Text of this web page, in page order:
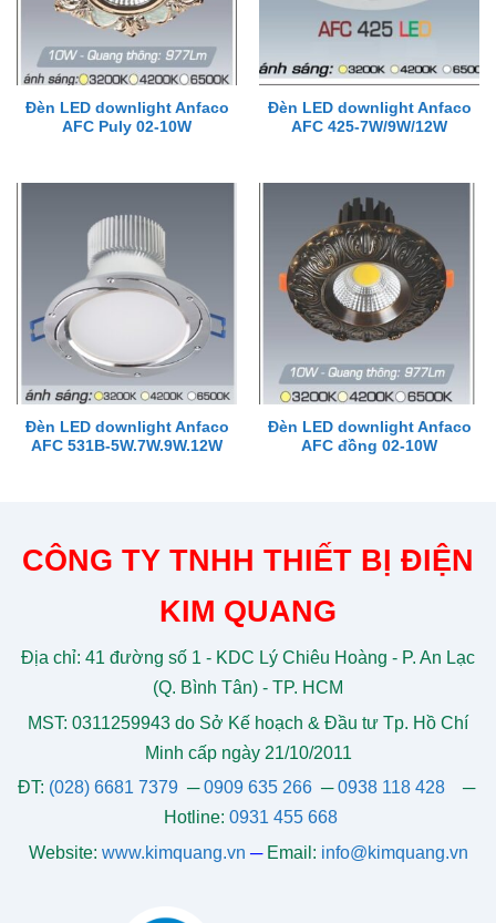
Đèn LED downlight Anfaco
AFC Puly 02-10W
Đèn LED downlight Anfaco
AFC 425-7W/9W/12W
Đèn LED downlight Anfaco
AFC 531B-5W.7W.9W.12W
Đèn LED downlight Anfaco
AFC đồng 02-10W
CÔNG TY TNHH THIẾT BỊ ĐIỆN
KIM QUANG
Địa chỉ: 41 đường số 1 - KDC Lý Chiêu Hoàng - P. An Lạc
(Q. Bình Tân) - TP. HCM
MST: 0311259943 do Sở Kế hoạch & Đầu tư Tp. Hồ Chí
Minh cấp ngày 21/10/2011
ĐT: (028) 6681 7379 ─0909 635 266─0938 118 428─
Hotline: 0931 455 668
Website: www.kimquang.vn ─ Email: info@kimquang.vn